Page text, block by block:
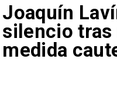
Joaquín
silencio tras
medida